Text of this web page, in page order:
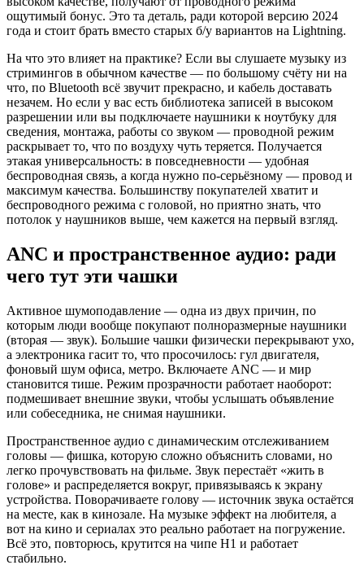
ощутимый бонус. Это та деталь, ради которой версию 2024
года и стоит брать вместо старых б/у вариантов на Lightning.
На что это влияет на практике? Если вы слушаете музыку из
стримингов в обычном качестве — по большому счёту ни на
что, по Bluetooth всё звучит прекрасно, и кабель доставать
незачем. Но если у вас есть библиотека записей в высоком
разрешении или вы подключаете наушники к ноутбуку для
сведения, монтажа, работы со звуком — проводной режим
раскрывает то, что по воздуху чуть теряется. Получается
этакая универсальность: в повседневности — удобная
беспроводная связь, а когда нужно по-серьёзному — провод и
максимум качества. Большинству покупателей хватит и
беспроводного режима с головой, но приятно знать, что
потолок у наушников выше, чем кажется на первый взгляд.
ANC и пространственное аудио: ради
чего тут эти чашки
Активное шумоподавление — одна из двух причин, по
которым люди вообще покупают полноразмерные наушники
(вторая — звук). Большие чашки физически перекрывают ухо,
а электроника гасит то, что просочилось: гул двигателя,
фоновый шум офиса, метро. Включаете ANC — и мир
становится тише. Режим прозрачности работает наоборот:
подмешивает внешние звуки, чтобы услышать объявление
или собеседника, не снимая наушники.
Пространственное аудио с динамическим отслеживанием
головы — фишка, которую сложно объяснить словами, но
легко прочувствовать на фильме. Звук перестаёт «жить в
голове» и распределяется вокруг, привязываясь к экрану
устройства. Поворачиваете голову — источник звука остаётся
на месте, как в кинозале. На музыке эффект на любителя, а
вот на кино и сериалах это реально работает на погружение.
Всё это, повторюсь, крутится на чипе H1 и работает
стабильно.